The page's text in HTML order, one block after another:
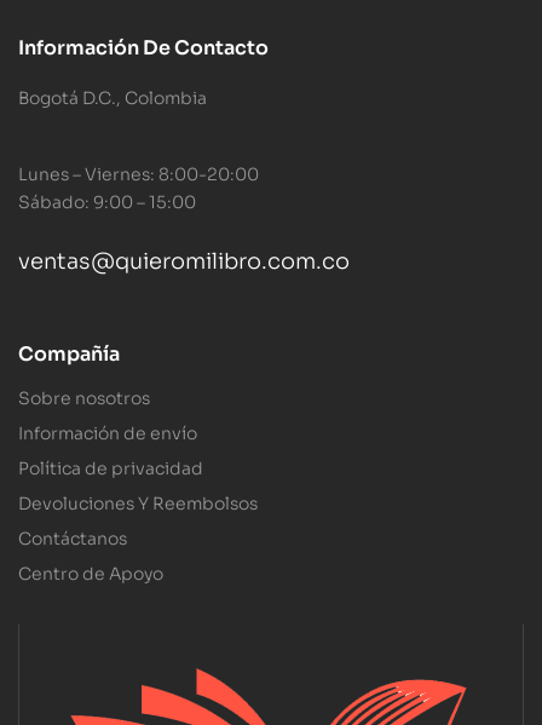
Información De Contacto
Bogotá D.C., Colombia
Lunes – Viernes: 8:00-20:00
Sábado: 9:00 – 15:00
ventas@quieromilibro.com.co
Compañía
Sobre nosotros
Información de envío
Política de privacidad
Devoluciones Y Reembolsos
Contáctanos
Centro de Apoyo